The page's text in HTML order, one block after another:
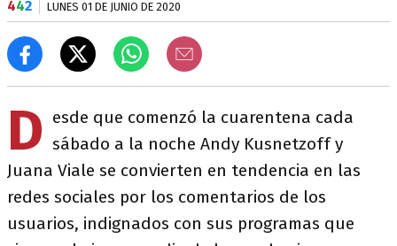
442 LUNES 01 DE JUNIO DE 2020
D esde que comenzó la cuarentena cada
sábado a la noche Andy Kusnetzoff y
Juana Viale se convierten en tendencia en las
redes sociales por los comentarios de los
usuarios, indignados con sus programas que